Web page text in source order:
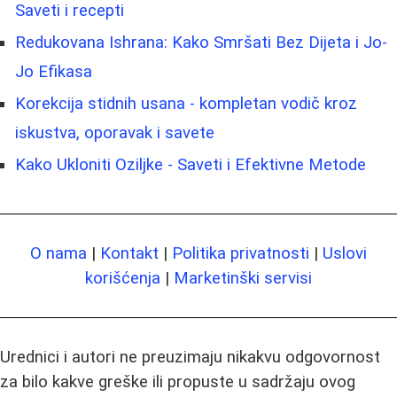
Saveti i recepti
Redukovana Ishrana: Kako Smršati Bez Dijeta i Jo-
Jo Efikasa
Korekcija stidnih usana - kompletan vodič kroz
iskustva, oporavak i savete
Kako Ukloniti Oziljke - Saveti i Efektivne Metode
O nama | Kontakt | Politika privatnosti | Uslovi
korišćenja | Marketinški servisi
Urednici i autori ne preuzimaju nikakvu odgovornost
za bilo kakve greške ili propuste u sadržaju ovog